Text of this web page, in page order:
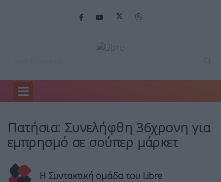
Home
Πατήσια: Συνελήφθη 36χρονη για
εμπρησμό σε σούπερ μάρκετ
Η Συντακτική ομάδα του Libre